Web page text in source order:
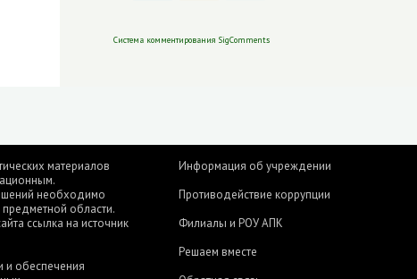
Система комментирования SigComments
материалов
необходимо
области.
ссылка на источник
и обеспечения
Информация об учреждении
Противодействие коррупции
Филиалы и РОУ АПК
Решаем вместе